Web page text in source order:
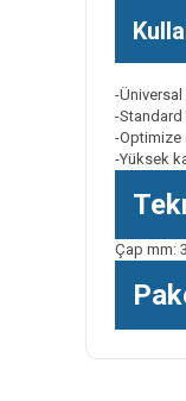
-
-Standard
-Optimize
-Yüksek
Çap mm:
Bu